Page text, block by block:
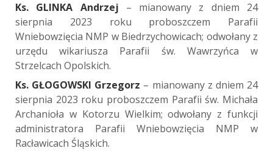
Ks. GLINKA Andrzej – mianowany z dniem 24
sierpnia 2023 roku proboszczem Parafii
Wniebowzięcia NMP w Biedrzychowicach; odwołany z
urzędu wikariusza Parafii św. Wawrzyńca w
Strzelcach Opolskich.
Ks. GŁOGOWSKI Grzegorz – mianowany z dniem 24
sierpnia 2023 roku proboszczem Parafii św. Michała
Archanioła w Kotorzu Wielkim; odwołany z funkcji
administratora Parafii Wniebowzięcia NMP w
Racławicach Śląskich.